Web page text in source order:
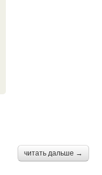
читать дальше →